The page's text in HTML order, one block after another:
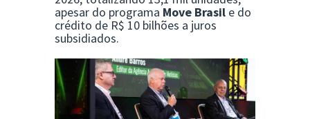
apesar do programa Move Brasil e do
crédito de R$ 10 bilhões a juros
subsidiados.